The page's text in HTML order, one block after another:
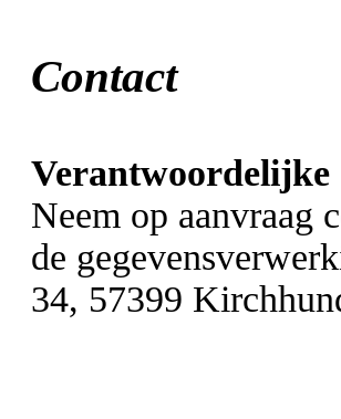
Contact
Verantwoordelijke
Neem op aanvraag
de
34, 57399